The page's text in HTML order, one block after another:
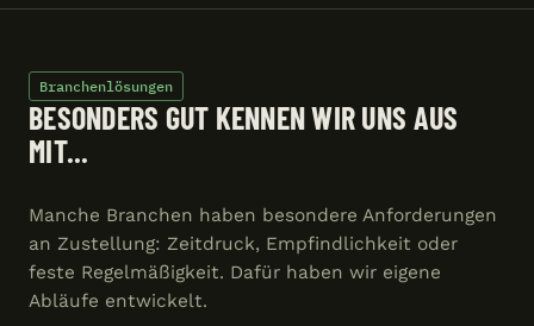
Branchenlösungen
BESONDERS GUT KENNEN WIR UNS AUS
MIT...
Manche Branchen haben besondere Anforderungen
an Zustellung: Zeitdruck, Empfindlichkeit oder
feste Regelmäßigkeit. Dafür haben wir eigene
Abläufe entwickelt.